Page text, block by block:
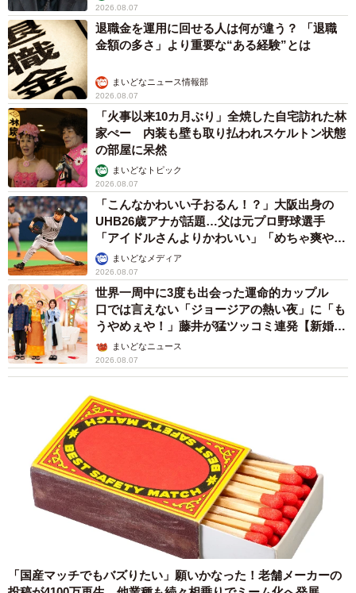
2026.08.07
退職金を運用に回せる人は何が違う？ 「退職
金額の多さ」より重要な“ある経験”とは
まいどなニュース情報部
2026.08.07
「火事以来10カ月ぶり」全焼した自宅訪れた林
家ぺー 内装も壁も取り払われスケルトン状態
の部屋に呆然
まいどなトピック
2026.08.07
「こんなかわいい子おるん！？」大阪出身の
UHB26歳アナが話題…父は元プロ野球選手
「アイドルさんよりかわいい」「めちゃ爽や
か」まいどなメディア
2026.08.07
世界一周中に3度も出会った運命的カップル
口では言えない「ジョージアの熱い夜」に「も
うやめぇや！」藤井が猛ツッコミ連発【新婚さ
ん】まいどなニュース
2026.08.07
「国産マッチでもバズりたい」願いかなった！老舗メーカーの